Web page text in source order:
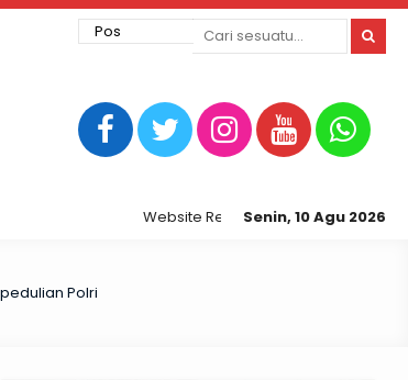
Senin, 10 Agu 2026
Website Resmi Kepolisian Resor Tegal Kota
Polri